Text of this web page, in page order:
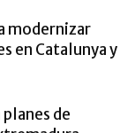
modernizar
en Catalunya y
de